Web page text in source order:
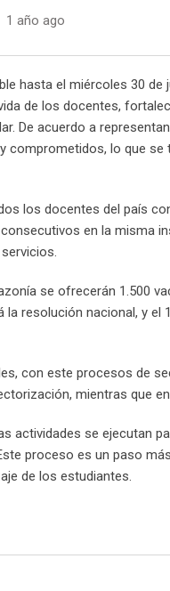
1 año ago
hasta el miércoles 30 de
de los docentes,
De acuerdo a
comprometidos, lo que se
los docentes del país
en la misma
se ofrecerán 1.500
resolución nacional, y
con este procesos de
mientras que
actividades se ejecutan
proceso es un paso
de los estudiantes.